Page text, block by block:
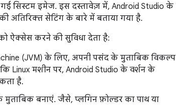
सिस्टम इमेज. इस दस्तावेज़ में, Android Studio के
अतिरिक्त सेटिंग के बारे में बताया गया है.
ऐक्सेस करने की सुविधा देता है:
(JVM) के लिए, अपनी पसंद के मुताबिक विकल्प
Linux मशीन पर, Android Studio के वर्शन के
है.
मुताबिक बनाएं. जैसे, प्लगिन फ़ोल्डर का पाथ या